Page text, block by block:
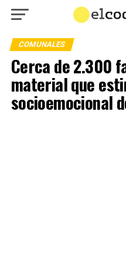
COMUNALES
Cerca de 2.300
material que
socioemocional